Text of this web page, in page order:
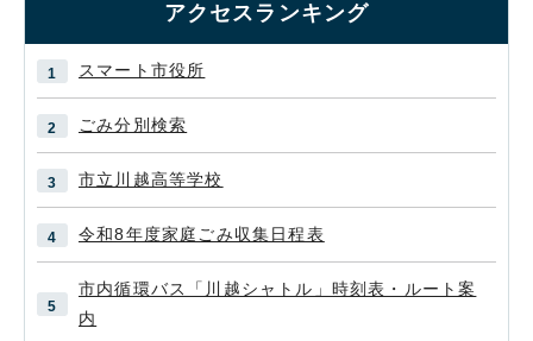
アクセスランキング
スマート市役所
ごみ分別検索
市立川越高等学校
令和8年度家庭ごみ収集日程表
市内循環バス「川越シャトル」時刻表・ルート案
内